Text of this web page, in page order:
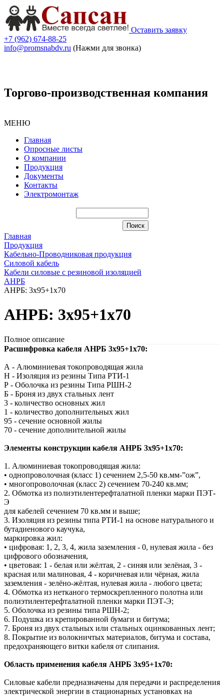
Оставить заявку
+7 (962) 674-88-25
info@promsnabdv.ru (Нажми для звонка)
Торгово-производственная компания
МЕНЮ
Главная
Опросные листы
О компании
Продукция
Документы
Контакты
Электромонтаж
Главная
Продукция
Кабельно-Проводниковая продукция
Силовой кабель
Кабели силовые с резиновой изоляцией
АНРБ
АНРБ: 3х95+1х70
АНРБ: 3х95+1х70
Полное описание
Расшифровка кабеля АНРБ 3х95+1х70:
А - Алюминиевая токопроводящая жила
Н - Изоляция из резины Типа РТИ-1
Р - Оболочка из резины Типа РШН-2
Б - Броня из двух стальных лент
3 - количество основных жил
1 - количество дополнительных жил
95 - сечение основной жилы
70 - сечение дополнительной жилы
Элементы конструкции кабеля АНРБ 3х95+1х70:
1. Алюминиевая токопроводящая жила:
• однопроволочная (класс 1) сечением 2,5-50 кв.мм-”ож”,
• многопроволочная (класс 2) сечением 70-240 кв.мм;
2. Обмотка из полиэтилентерефталатной пленки марки ПЭТ-
Э
для кабелей сечением 70 кв.мм и выше;
3. Изоляция из резины типа РТИ-1 на основе натурального и
бутадиенового каучука,
маркировка жил:
• цифровая: 1, 2, 3, 4, жила заземления - 0, нулевая жила - без
цифрового обозначения,
• цветовая: 1 - белая или жёлтая, 2 - синяя или зелёная, 3 -
красная или малиновая, 4 - коричневая или чёрная, жила
заземления - зелёно-жёлтая, нулевая жила - любого цвета;
4. Обмотка из нетканого термоскрепленного полотна или
полиэтилентерефталатной пленки марки ПЭТ-Э;
5. Оболочка из резины типа РШН-2;
6. Подушка из крепированной бумаги и битума;
7. Броня из двух стальных или стальных оцинкованных лент;
8. Покрытие из волокничтых материалов, битума и состава,
предохраняющего витки кабеля от слипания.
Область применения кабеля АНРБ 3х95+1х70:
Силовые кабели предназначены для передачи и распределения
электрической энергии в стационарных установках на